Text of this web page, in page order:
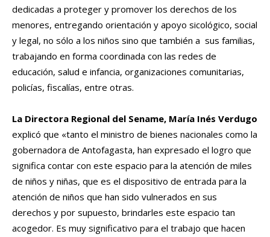
dedicadas a proteger y promover los derechos de los
menores, entregando orientación y apoyo sicológico, social
y legal, no sólo a los niños sino que también a sus familias,
trabajando en forma coordinada con las redes de
educación, salud e infancia, organizaciones comunitarias,
policías, fiscalías, entre otras.
La Directora Regional del Sename, María Inés Verdugo
explicó que «tanto el ministro de bienes nacionales como la
gobernadora de Antofagasta, han expresado el logro que
significa contar con este espacio para la atención de miles
de niños y niñas, que es el dispositivo de entrada para la
atención de niños que han sido vulnerados en sus
derechos y por supuesto, brindarles este espacio tan
acogedor. Es muy significativo para el trabajo que hacen